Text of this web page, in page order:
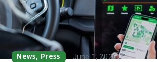
News, Press June 1, 2026